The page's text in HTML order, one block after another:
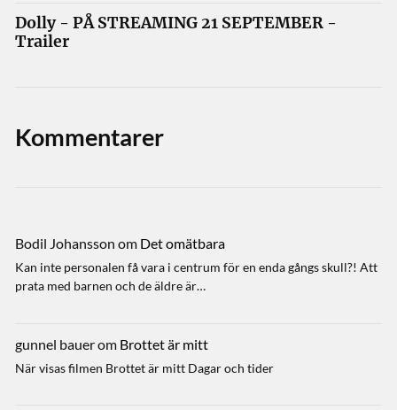
Dolly - PÅ STREAMING 21 SEPTEMBER -
Trailer
Kommentarer
Bodil Johansson om Det omätbara
Kan inte personalen få vara i centrum för en enda gångs skull?! Att
prata med barnen och de äldre är…
gunnel bauerom Brottet är mitt
När visas filmen Brottet är mitt Dagar och tider